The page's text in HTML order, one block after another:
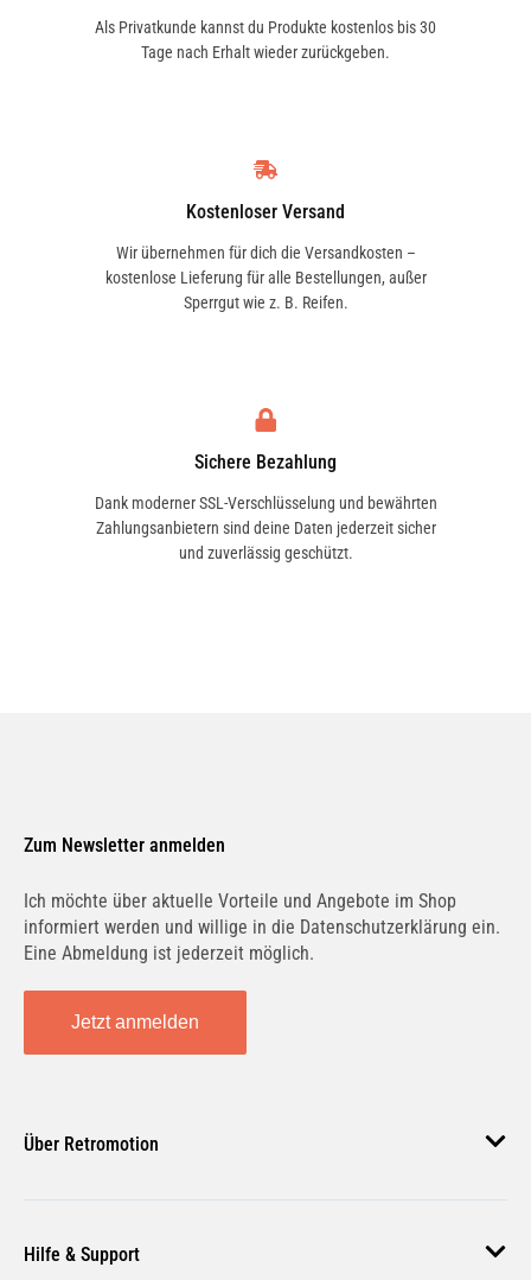
Als Privatkunde kannst du Produkte kostenlos bis 30
Tage nach Erhalt wieder zurückgeben.
Kostenloser Versand
Wir übernehmen für dich die Versandkosten –
kostenlose Lieferung für alle Bestellungen, außer
Sperrgut wie z. B. Reifen.
Sichere Bezahlung
Dank moderner SSL-Verschlüsselung und bewährten
Zahlungsanbietern sind deine Daten jederzeit sicher
und zuverlässig geschützt.
Zum Newsletter anmelden
Ich möchte über aktuelle Vorteile und Angebote im Shop
informiert werden und willige in die Datenschutzerklärung ein.
Eine Abmeldung ist jederzeit möglich.
Jetzt anmelden
Über Retromotion
Unsere Jobs
Hilfe & Support